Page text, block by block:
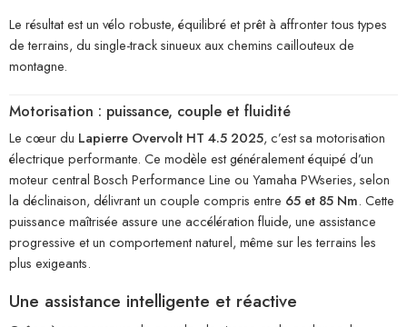
Le résultat est un vélo robuste, équilibré et prêt à affronter tous types
de terrains, du single-track sinueux aux chemins caillouteux de
montagne.
Motorisation : puissance, couple et fluidité
Le cœur du Lapierre Overvolt HT 4.5 2025, c’est sa motorisation
électrique performante. Ce modèle est généralement équipé d’un
moteur central Bosch Performance Line ou Yamaha PWseries, selon
la déclinaison, délivrant un couple compris entre 65 et 85 Nm. Cette
puissance maîtrisée assure une accélération fluide, une assistance
progressive et un comportement naturel, même sur les terrains les
plus exigeants.
Une assistance intelligente et réactive